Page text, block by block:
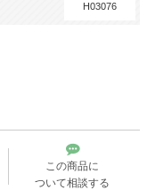
H03076
この商品に
ついて相談する